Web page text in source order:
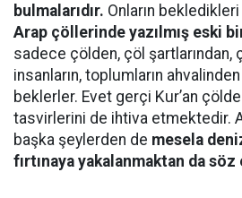
bulmalarıdır. Onların bekledikleri
Arap çöllerinde yazılmış eski
sadece çölden, çöl şartlarından,
insanların, toplumların
beklerler. Evet gerçi Kur’an
tasvirlerini de ihtiva etmektedir.
başka şeylerden de mesela
fırtınaya yakalanmaktan da